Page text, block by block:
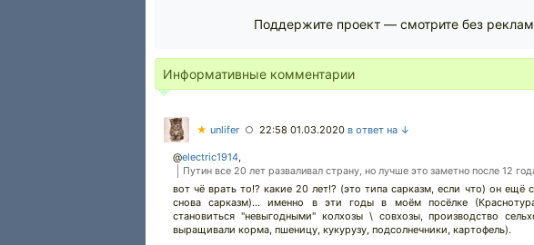
Поддержите проект — смотрите без
Информативные комментарии
★ unlifer ○ 22:58 01.03.2020 в ответ на ↓
@electric1914,
Путин все 20 лет разваливал страну, но лучше это заметно после 12
вот чё врать то!? какие 20 лет!? (это типа сарказм, если что) он ещё
снова сарказм)... именно в эти годы в моём посёлке
становиться "невыгодными" колхозы \ совхозы, производство
выращивали корма, пшеницу, кукурузу, подсолнечники, картофель).